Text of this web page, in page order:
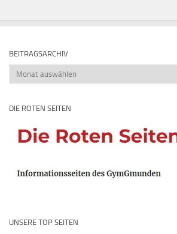
BEITRAGSARCHIV
Beitragsarchiv
DIE ROTEN SEITEN
UNSERE TOP SEITEN